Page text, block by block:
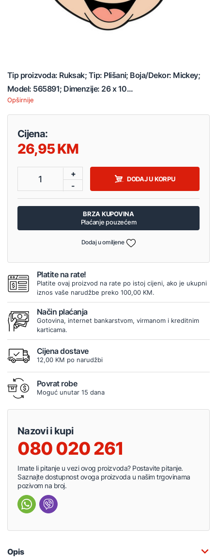
Tip proizvoda: Ruksak; Tip: Plišani; Boja/Dekor: Mickey;
Model: 565891; Dimenzije: 26 x 10...
Opširnije
Cijena:
26,95
1
+
-
DODAJ U KORPU
BRZA KUPOVINA
Plaćanje pouzećem
Dodaj u omiljene
Platite na rate!
Platite ovaj proizvod na rate po istoj cijeni, ako je ukupni
iznos vaše narudžbe preko 100,00 KM.
Način plaćanja
Gotovina, internet bankarstvom, virmanom i kreditnim
karticama.
Cijena dostave
12,00 KM po narudžbi
Povrat robe
Moguć unutar 15 dana
Nazovi i kupi
080 020 261
Imate li pitanje u vezi ovog proizvoda? Postavite pitanje.
Saznajte dostupnost ovoga proizvoda u našim trgovinama
pozivom na broj.
Opis